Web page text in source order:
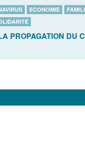
ECONOMIE
PROPAGATION DU